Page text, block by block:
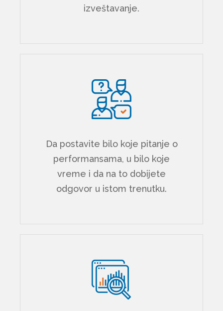
izveštavanje.
Da postavite bilo koje pitanje o
performansama, u bilo koje
vreme i da na to dobijete
odgovor u istom trenutku.